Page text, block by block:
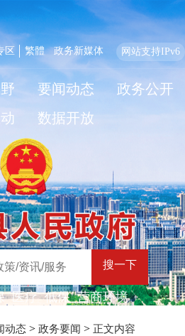
区 繁體 政务新媒体 网站支持IPv6
要闻动态
政务公开
数据开放
搜一下
医疗 低保 营商环境
动态 > 政务要闻 > 正文内容